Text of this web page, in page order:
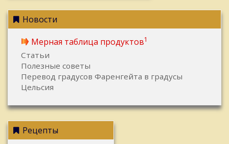
Новости
Мерная таблица продуктов1
Статьи
Полезные советы
Перевод градусов Фаренгейта в градусы
Цельсия
Рецепты